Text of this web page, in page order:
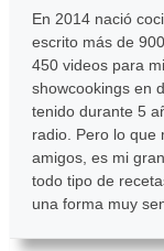
En 2014 nació
escrito más de
450 videos para
showcookings en
tenido durante 5
radio. Pero lo que
amigos, es mi
todo tipo de
una forma muy